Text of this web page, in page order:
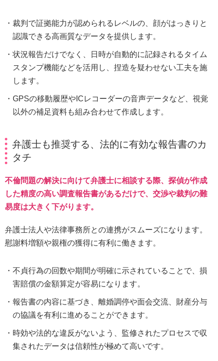
裁判で証拠能力が認められるレベルの、顔がはっきりと
認識できる高画質なデータを提供します。
状況報告だけでなく、日時が自動的に記録されるタイム
スタンプ機能などを活用し、捏造を疑わせない工夫を施
します。
GPSの移動履歴やICレコーダーの音声データなど、視覚
以外の補足資料も組み合わせて作成します。
弁護士も推奨する、法的に有効な報告書のカ
タチ
不倫問題の解決に向けて弁護士に相談する際、探偵が作成
した精度の高い調査報告書があるだけで、交渉や裁判の難
易度は大きく下がります。
弁護士法人や法律事務所との連携がスムーズになります。
慰謝料増額や親権の獲得に有利に働きます。
不貞行為の回数や期間が明確に示されていることで、損
害賠償の金額算定が容易になります。
報告書の内容に基づき、離婚調停や面会交流、財産分与
の協議を有利に進めることができます。
時効や法的な違反がないよう、監修されたプロセスで収
集されたデータは信頼性が極めて高いです。